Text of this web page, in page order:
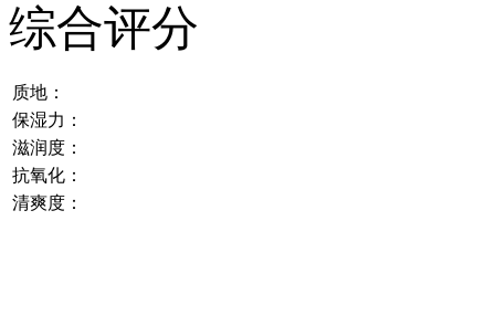
综合评分
质地：
保湿力：
滋润度：
抗氧化：
清爽度：